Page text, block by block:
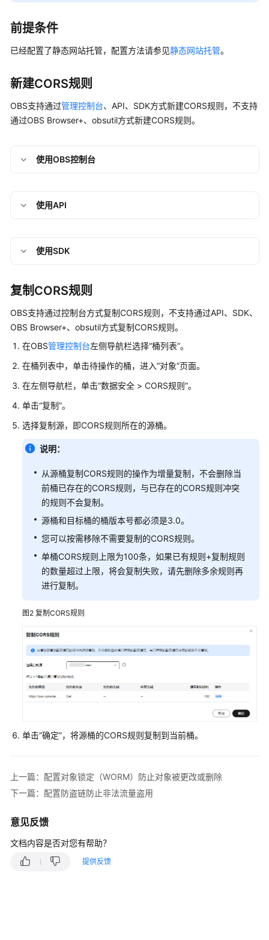
防
链
防
法
量
盗
配
端
实
现
粒
度
的
访
控
制
阻
止
公
共
问
理
数
据
理
监
日
并
行
件
统
前提条件
已经配置了静态网站托管，配置方法请参见静态网站托管。
新建CORS规则
OBS支持通过管理控制台、API、SDK方式新建CORS规则，不支持
通过OBS Browser+、obsutil方式新建CORS规则。
使用OBS控制台
使用API
使用SDK
复制CORS规则
OBS支持通过控制台方式复制CORS规则，不支持通过API、SDK、
OBS Browser+、obsutil方式复制CORS规则。
在OBS管理控制台左侧导航栏选择“桶列表”。
在桶列表中，单击待操作的桶，进入“对象”页面。
在左侧导航栏，单击“数据安全 > CORS规则”。
单击“复制”。
选择复制源，即CORS规则所在的源桶。
说明：
从源桶复制CORS规则的操作为增量复制，不会删除当
前桶已存在的CORS规则，与已存在的CORS规则冲突
的规则不会复制。
源桶和目标桶的桶版本号都必须是3.0。
您可以按需移除不需要复制的CORS规则。
单桶CORS规则上限为100条，如果已有规则+复制规则
的数量超过上限，将会复制失败，请先删除多余规则再
进行复制。
图2 复制CORS规则
单击“确定”，将源桶的CORS规则复制到当前桶。
上一篇：配置对象锁定（WORM）防止对象被更改或删除
下一篇：配置防盗链防止非法流量盗用
意见反馈
文档内容是否对您有帮助？
提供反馈